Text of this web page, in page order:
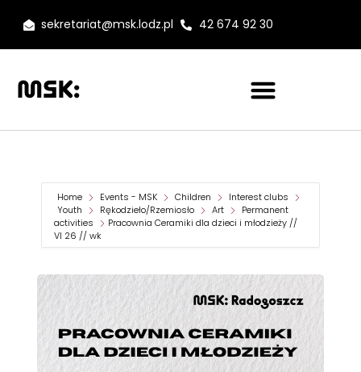
sekretariat@msk.lodz.pl 42 674 92 30
Home Events - MSK Children
Interest clubs
Youth
Rękodzieło/Rzemiosło Art
Permanent
activities
Pracownia Ceramiki dla dzieci i młodzieży //
VI 26 // wk